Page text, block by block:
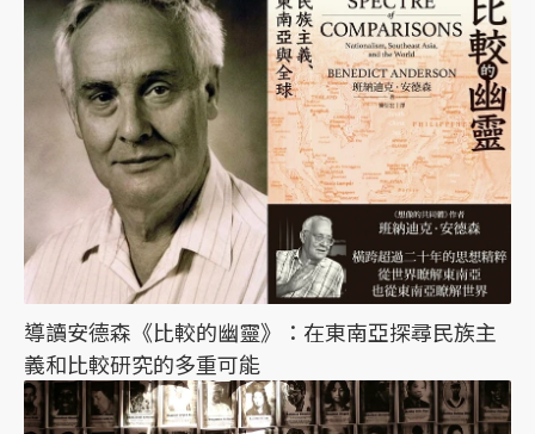
導讀安德森《比較的幽靈》：在東南亞探尋民族主
義和比較研究的多重可能